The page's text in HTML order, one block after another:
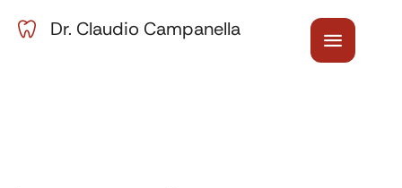
Dr. Claudio Campanella